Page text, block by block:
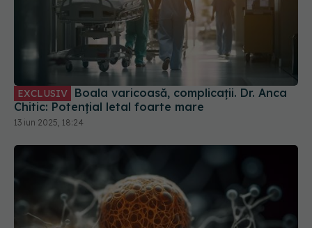
EXCLUSIV
Chitic: Potențial letal foarte mare
13 iun 2025, 18:24